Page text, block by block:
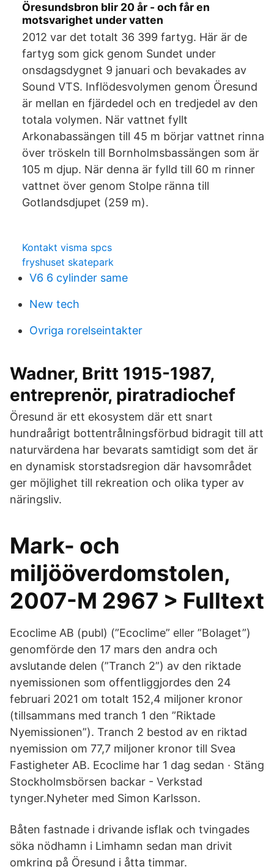
Öresundsbron blir 20 år - och får en
motsvarighet under vatten
2012 var det totalt 36 399 fartyg. Här är de
fartyg som gick genom Sundet under
onsdagsdygnet 9 januari och bevakades av
Sound VTS. Inflödesvolymen genom Öresund
är mellan en fjärdedel och en tredjedel av den
totala volymen. När vattnet fyllt
Arkonabassängen till 45 m börjar vattnet rinna
över tröskeln till Bornholmsbassängen som är
105 m djup. När denna är fylld till 60 m rinner
vattnet över genom Stolpe ränna till
Gotlandsdjupet (259 m).
Kontakt visma spcs
fryshuset skatepark
V6 6 cylinder same
New tech
Ovriga rorelseintakter
Wadner, Britt 1915-1987,
entreprenör, piratradiochef
Öresund är ett ekosystem där ett snart
hundraårigt bottentrålningsförbud bidragit till att
naturvärdena har bevarats samtidigt som det är
en dynamisk storstadsregion där havsområdet
ger möjlighet till rekreation och olika typer av
näringsliv.
Mark- och
miljööverdomstolen,
2007-M 2967 > Fulltext
Ecoclime AB (publ) (”Ecoclime” eller ”Bolaget”)
genomförde den 17 mars den andra och
avslutande delen (”Tranch 2”) av den riktade
nyemissionen som offentliggjordes den 24
februari 2021 om totalt 152,4 miljoner kronor
(tillsammans med tranch 1 den ”Riktade
Nyemissionen”). Tranch 2 bestod av en riktad
nyemission om 77,7 miljoner kronor till Svea
Fastigheter AB. Ecoclime har 1 dag sedan · Stäng
Stockholmsbörsen backar - Verkstad
tynger.Nyheter med Simon Karlsson.
Båten fastnade i drivande isflak och tvingades
söka nödhamn i Limhamn sedan man drivit
omkring på Öresund i åtta timmar.